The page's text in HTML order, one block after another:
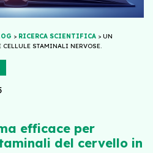
> RICERCA SCIENTIFICA > UN
CELLULE STAMINALI NERVOSE.
efficace per
del cervello in